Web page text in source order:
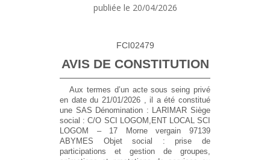
publiée le 20/04/2026
FCI02479
AVIS DE CONSTITUTION
Aux termes d’un acte sous seing privé
en date du 21/01/2026 , il a été constitué
une SAS Dénomination : LARIMAR Siège
social :C/O SCI LOGOM,ENT LOCAL SCI
LOGOM – 17 Morne vergain 97139
ABYMES Objet social :prise de
participations et gestion de groupes,